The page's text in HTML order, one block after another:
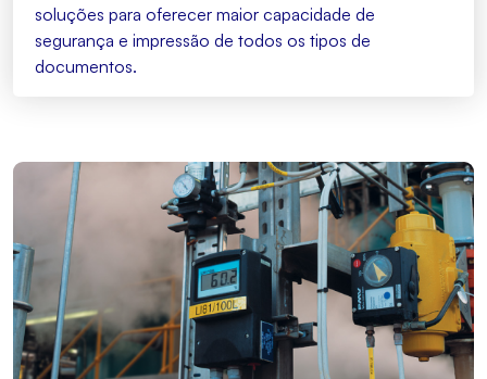
soluções para oferecer maior capacidade de
segurança e impressão de todos os tipos de
documentos.